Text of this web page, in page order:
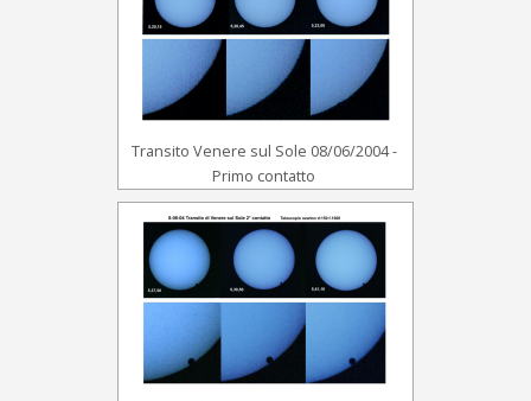
Transito Venere sul Sole 08/06/2004 -
Primo contatto